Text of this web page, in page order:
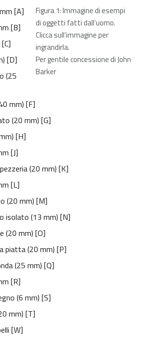
Figura 1: Immagine di esempi
di oggetti fatti dall’uomo.
Clicca sull’immagine per
ingrandirla.
Per gentile concessione di John
Barker
[A]
[B]
[D]
(25
mm) [F]
(20 mm) [G]
[H]
[J]
(20 mm) [K]
[L]
(20 mm) [M]
isolato (13 mm) [N]
(20 mm) [O]
piatta (20 mm) [P]
(25 mm) [Q]
[R]
(6 mm) [S]
mm) [T]
[W]